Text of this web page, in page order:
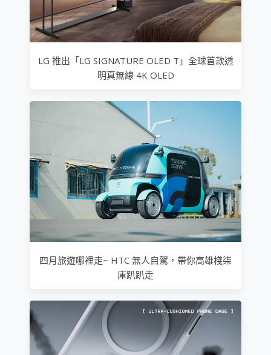
LG 推出「LG SIGNATURE OLED T」全球首款透
明真無線 4K OLED
四月旅遊哪裡走~ HTC 無人自駕，帶你高雄棧柒
庫趴趴走